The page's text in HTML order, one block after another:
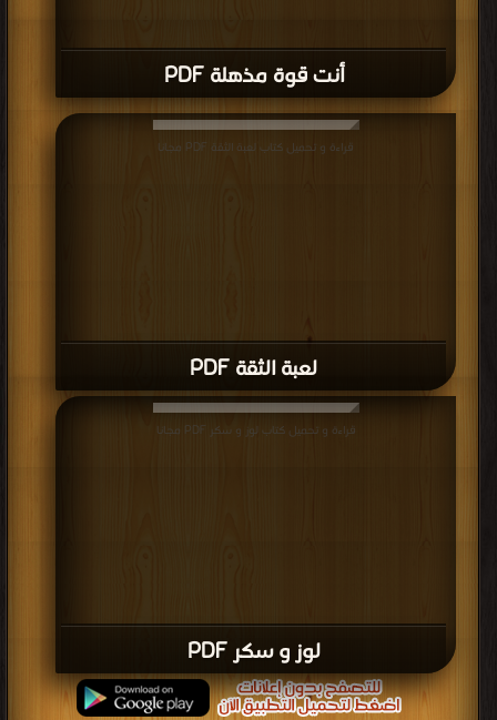
أنت قوة مذهلة PDF
لعبة الثقة PDF
قراءة و تحميل كتاب لعبة الثقة PDF مجانا
لوز و سكر PDF
قراءة و تحميل كتاب لوز و سكر PDF مجانا